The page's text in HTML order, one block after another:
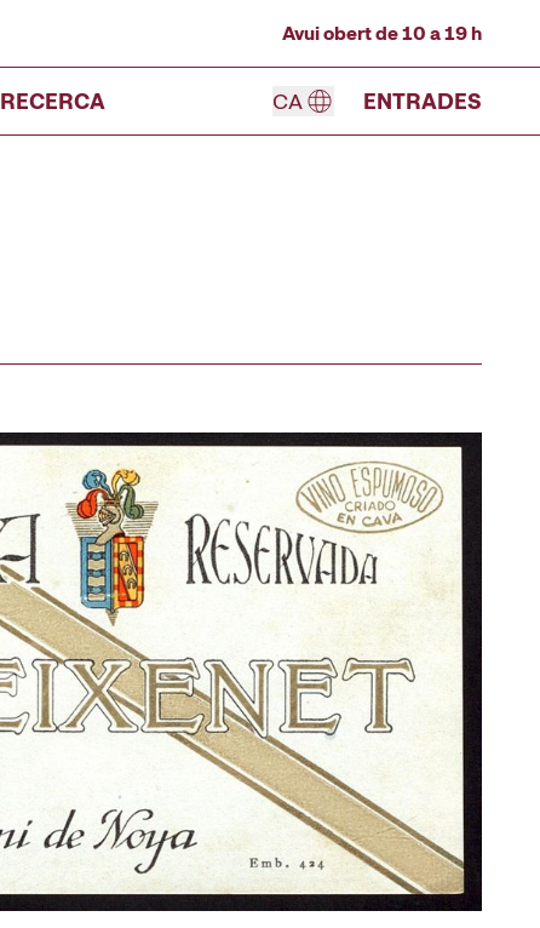
Avui obert de 10 a 19 h
RECERCA CA ENTRADES